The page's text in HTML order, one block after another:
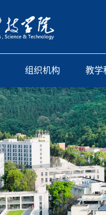
组织机构 教学